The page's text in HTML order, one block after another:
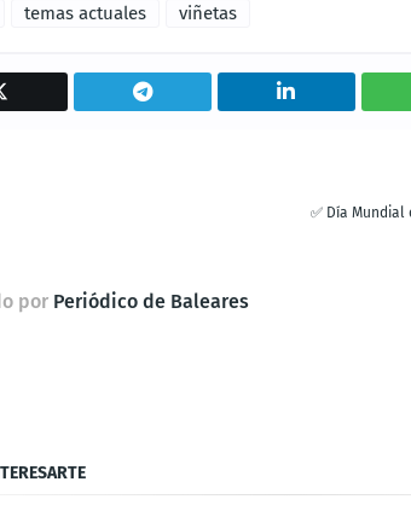
temas actuales viñetas
✅ Día
por Periódico de Baleares